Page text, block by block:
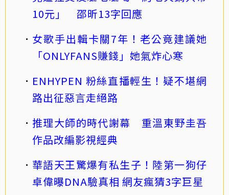
10元」 邵昕13字回應
女歌手出輯卡關7年！老公竟建議她
「ONLYFANS賺錢」她氣炸心寒
ENHYPEN 粉絲直播輕生！疑不堪網
路出征惡言走絕路
推理大師的時代謝幕 重溫東野圭吾
作品改編影視經典
華語天王驚爆有私生子！陸第一狗仔
卓偉曝DNA驗真相 網友瘋猜3字巨星